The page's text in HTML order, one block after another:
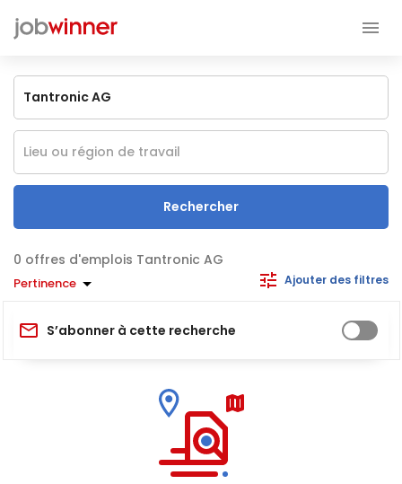
Rechercher
offres d'emplois Tantronic AG
Pertinence Ajouter des filtres
S’abonner à cette recherche